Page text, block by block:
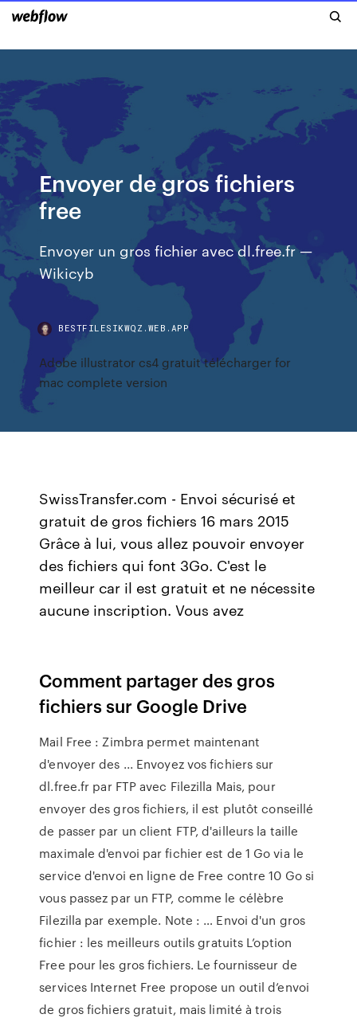
Envoyer de gros fichiers
free
Envoyer un gros fichier avec dl.free.fr —
Wikicyb
BESTFILESIKWQZ.WEB.APP
Adobe illustrator cs4 gratuit télécharger for
mac complete version
SwissTransfer.com - Envoi sécurisé et
gratuit de gros fichiers 16 mars 2015
Grâce à lui, vous allez pouvoir envoyer
des fichiers qui font 3Go. C'est le
meilleur car il est gratuit et ne nécessite
aucune inscription. Vous avez
Comment partager des gros
fichiers sur Google Drive
Mail Free : Zimbra permet maintenant
d'envoyer des ... Envoyez vos fichiers sur
dl.free.fr par FTP avec Filezilla Mais, pour
envoyer des gros fichiers, il est plutôt conseillé
de passer par un client FTP, d'ailleurs la taille
maximale d'envoi par fichier est de 1 Go via le
service d'envoi en ligne de Free contre 10 Go si
vous passez par un FTP, comme le célèbre
Filezilla par exemple. Note : … Envoi d'un gros
fichier : les meilleurs outils gratuits L’option
Free pour les gros fichiers. Le fournisseur de
services Internet Free propose un outil d’envoi
de gros fichiers gratuit, mais limité à trois